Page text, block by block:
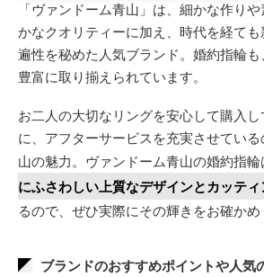
「ヴァンドーム青山」は、細かな作り
かなクオリティーに加え、時代を経て
遍性を秘めた人気ブランド。婚約指輪
豊富に取り揃えられています。
お二人の大切なリングを安心して購入し
に、アフターサービスを充実させてい
山の魅力。ヴァンドーム青山の婚約指輪
にふさわしい上質なデザインとカッテ
るので、ぜひ実際にその輝きをお確かめ
ブランドのおすすめポイントや人気